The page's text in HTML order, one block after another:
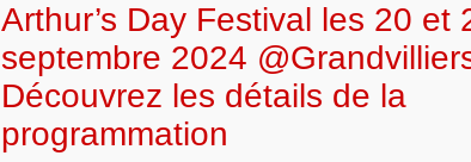
Arthur’s Day Festival les 20 et
septembre 2024
Découvrez les détails de la
programmation